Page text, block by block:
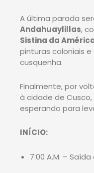
A última parada
Andahuaylillas,
Sistina da
pinturas coloniais
cusquenha.
Finalmente, por
à cidade de
esperando para
INÍCIO:
7:00 A.M. –